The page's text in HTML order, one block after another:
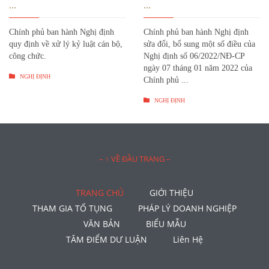
...
Chính phủ ban hành Nghị định
quy định về xử lý kỷ luật cán bộ,
công chức.
 NGHỊ ĐỊNH
...
Chính phủ ban hành Nghị định
sửa đổi, bổ sung một số điều của
Nghị định số 06/2022/NĐ-CP
ngày 07 tháng 01 năm 2022 của
Chính phủ ...
 NGHỊ ĐỊNH
– ↑ VỀ ĐẦU TRANG –
TRANG CHỦ
GIỚI THIỆU
THAM GIA TỐ TỤNG
PHÁP LÝ DOANH NGHIỆP
VĂN BẢN
BIỂU MẪU
TÂM ĐIỂM DƯ LUẬN
Liên Hệ